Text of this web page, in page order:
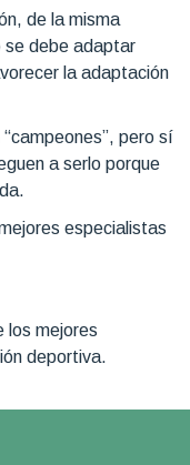
de la misma
se debe adaptar
la adaptación
pero sí
a serlo porque
especialistas
los mejores
deportiva.